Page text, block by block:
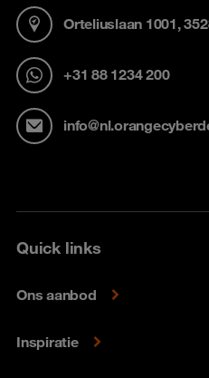
Orteliuslaan 1001,
+31 88 1234 200
Quick links
Ons aanbod
Inspiratie